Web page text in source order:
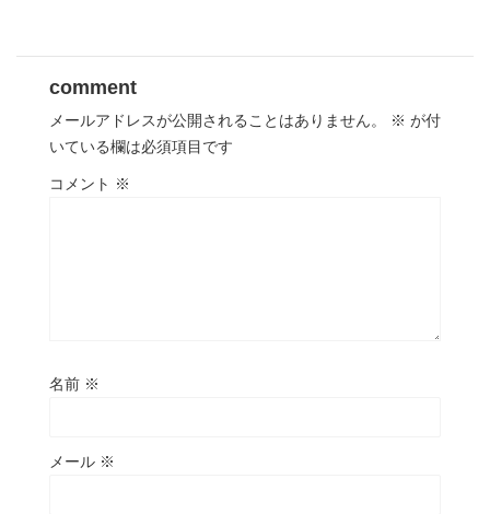
comment
メールアドレスが公開されることはありません。 ※ が付
いている欄は必須項目です
コメント ※
名前 ※
メール ※